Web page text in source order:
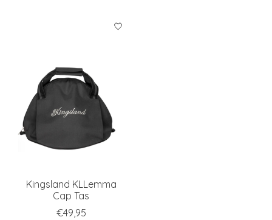
Items van productcarrousel
Kingsland KLLemma
Cap Tas
€49,95